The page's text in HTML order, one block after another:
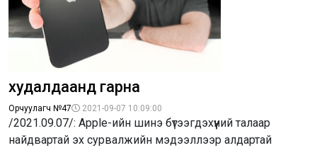
худалдаанд гарна
Орчуулагч №47 2021-09-07 10:09:00
/2021.09.07/: Apple-ийн шинэ бүтээгдэхүүний талаар
найдвартай эх сурвалжийн мэдээллээр алдартай